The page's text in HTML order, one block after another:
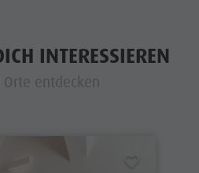
INTERESSIEREN
entdecken